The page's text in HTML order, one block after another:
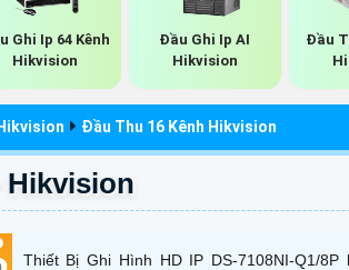
Ghi Ip 64 Kênh
Hikvision
Đầu Ghi Ip AI
Hikvision
Đầu
Đầu Thu 16 Kênh Hikvision
Hikvision
Thiết Bị Ghi Hình HD IP DS-7108NI-Q1/8P